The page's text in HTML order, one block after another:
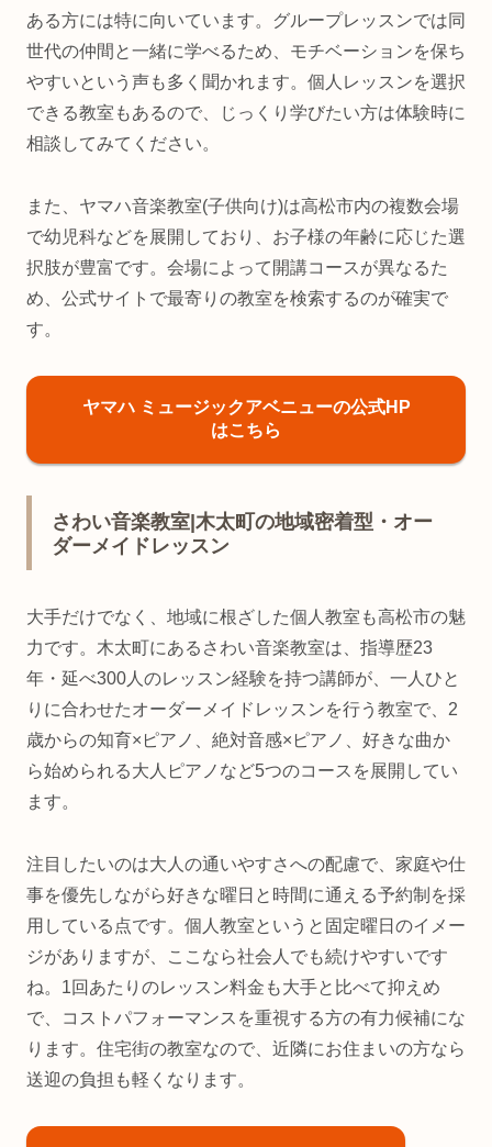
ある方には特に向いています。グループレッスンでは同
世代の仲間と一緒に学べるため、モチベーションを保ち
やすいという声も多く聞かれます。個人レッスンを選択
できる教室もあるので、じっくり学びたい方は体験時に
相談してみてください。
また、ヤマハ音楽教室(子供向け)は高松市内の複数会場
で幼児科などを展開しており、お子様の年齢に応じた選
択肢が豊富です。会場によって開講コースが異なるた
め、公式サイトで最寄りの教室を検索するのが確実で
す。
ヤマハ ミュージックアベニューの公式HP
はこちら
さわい音楽教室|木太町の地域密着型・オー
ダーメイドレッスン
大手だけでなく、地域に根ざした個人教室も高松市の魅
力です。木太町にあるさわい音楽教室は、指導歴23
年・延べ300人のレッスン経験を持つ講師が、一人ひと
りに合わせたオーダーメイドレッスンを行う教室で、2
歳からの知育×ピアノ、絶対音感×ピアノ、好きな曲か
ら始められる大人ピアノなど5つのコースを展開してい
ます。
注目したいのは大人の通いやすさへの配慮で、家庭や仕
事を優先しながら好きな曜日と時間に通える予約制を採
用している点です。個人教室というと固定曜日のイメー
ジがありますが、ここなら社会人でも続けやすいです
ね。1回あたりのレッスン料金も大手と比べて抑えめ
で、コストパフォーマンスを重視する方の有力候補にな
ります。住宅街の教室なので、近隣にお住まいの方なら
送迎の負担も軽くなります。